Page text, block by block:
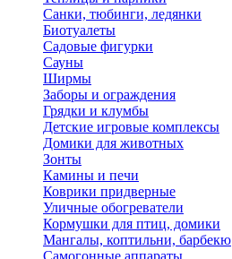
Санки, тюбинги, ледянки
Биотуалеты
Садовые фигурки
Сауны
Ширмы
Заборы и ограждения
Грядки и клумбы
Детские игровые комплексы
Домики для животных
Зонты
Камины и печи
Коврики придверные
Уличные обогреватели
Кормушки для птиц, домики
Мангалы, коптильни, барбекю
Самогонные аппараты